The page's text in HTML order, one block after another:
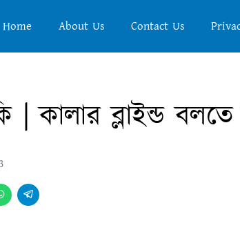
Home About Us Contact Us
| কালার ব্লাইন্ড